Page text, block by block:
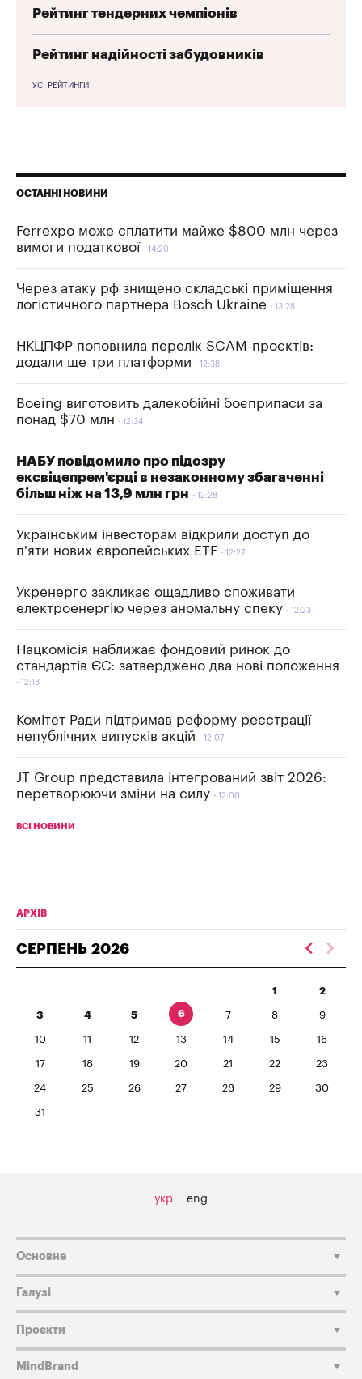
Рейтинг тендерних чемпіонів
Рейтинг надійності забудовників
УСІ РЕЙТИНГИ
ОСТАННІ НОВИНИ
Ferrexpo може сплатити майже $800 млн через
вимоги податкової
14:20
Через атаку рф знищено складські приміщення
логістичного партнера Bosch Ukraine
13:28
НКЦПФР поповнила перелік SCAM-проєктів:
додали ще три платформи
12:38
Boeing виготовить далекобійні боєприпаси за
понад $70 млн
12:34
НАБУ повідомило про підозру
ексвіцепрем'єрці в незаконному збагаченні
більш ніж на 13,9 млн грн
12:28
Українським інвесторам відкрили доступ до
п'яти нових європейських ETF
12:27
Укренерго закликає ощадливо споживати
електроенергію через аномальну спеку
12:23
Нацкомісія наближає фондовий ринок до
стандартів ЄС: затверджено два нові положення
12:18
Комітет Ради підтримав реформу реєстрації
непублічних випусків акцій
12:07
JT Group представила інтегрований звіт 2026:
перетворюючи зміни на силу
12:00
ВСІ НОВИНИ
АРХІВ
СЕРПЕНЬ 2026
1 2
3 4 5 6 7 8 9
10 11 12 13 14 15 16
17 18 19 20 21 22 23
24 25 26 27 28 29 30
31
укр eng
Основне
Галузі
Проєкти
MindBrand